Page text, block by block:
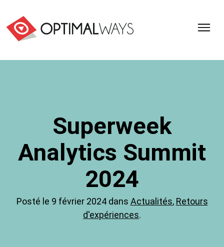
Ways,
d'optimisation
l'ecommerce
(Paris,
Superweek
Analytics Summit
2024
Posté le 9 février 2024 dans Actualités, Retours
d'expériences.